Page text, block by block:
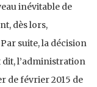
inévitable de
dès lors,
suite, la décision
l’administration
de février 2015 de